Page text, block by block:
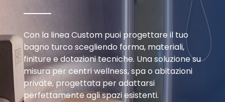
Con la linea Custom puoi progettare il tuo
bagno turco scegliendo forma, materiali,
finiture e dotazioni tecniche. Una soluzione su
misura per centri wellness, spa o abitazioni
private, progettata per adattarsi
perfettamente agli spazi esistenti.